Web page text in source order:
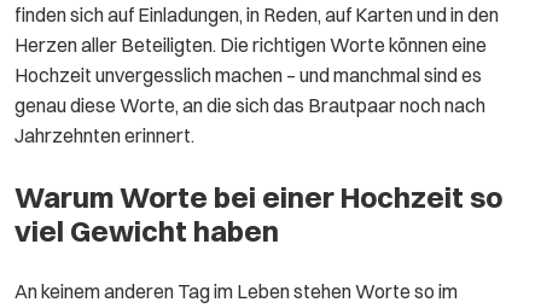
finden sich auf Einladungen, in Reden, auf Karten und in den
Herzen aller Beteiligten. Die richtigen Worte können eine
Hochzeit unvergesslich machen – und manchmal sind es
genau diese Worte, an die sich das Brautpaar noch nach
Jahrzehnten erinnert.
Warum Worte bei einer Hochzeit so
viel Gewicht haben
An keinem anderen Tag im Leben stehen Worte so im